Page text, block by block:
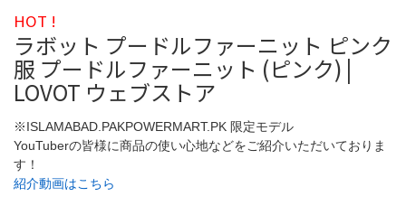
HOT !
ラボット プードルファーニット ピンク
服 プードルファーニット (ピンク) |
LOVOT ウェブストア
※ISLAMABAD.PAKPOWERMART.PK 限定モデル
YouTuberの皆様に商品の使い心地などをご紹介いただいておりま
す！
紹介動画はこちら